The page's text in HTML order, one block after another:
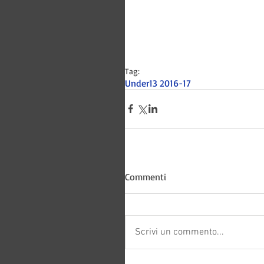
Tag:
Under13 2016-17
Commenti
Scrivi un commento...